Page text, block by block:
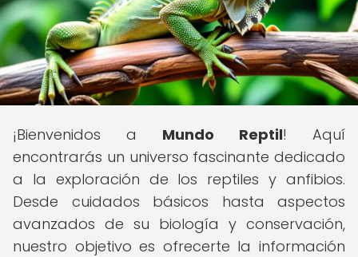
¡Bienvenidos a Mundo Reptil! Aquí
encontrarás un universo fascinante dedicado
a la exploración de los reptiles y anfibios.
Desde cuidados básicos hasta aspectos
avanzados de su biología y conservación,
nuestro objetivo es ofrecerte la información